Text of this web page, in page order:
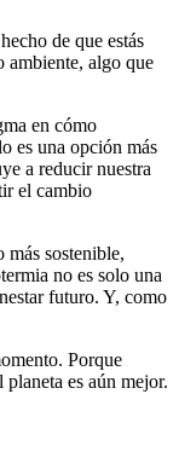
de que estás
ambiente, algo que
en cómo
es una opción más
a reducir nuestra
el cambio
más sostenible,
no es solo una
futuro. Y, como
Porque
es aún mejor.